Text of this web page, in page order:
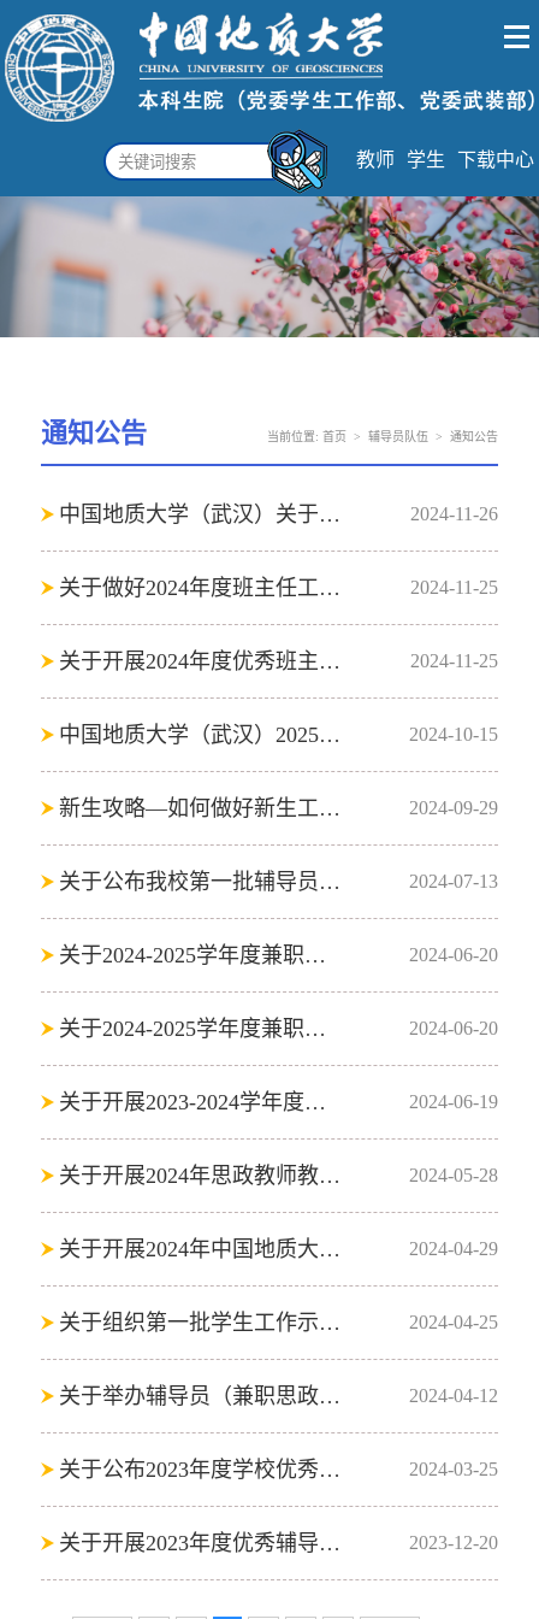
教师 学生 下载中心
通知公告 当前位置: 首页 > 辅导员队伍 > 通知公告
中国地质大学（武汉）关于2025年度专职辅导员、专业技术等岗位公开招聘的补充通知 2024-11-26
关于做好2024年度班主任工作津贴发放工作的通知 2024-11-25
关于开展2024年度优秀班主任、十佳班主任评选工作的通知 2024-11-25
中国地质大学（武汉）2025年专职辅导员招聘启事 2024-10-15
新生攻略—如何做好新生工作 第十二期辅导员沙龙顺利举行 2024-09-29
关于公布我校第一批辅导员工作室培育认定名单的通知 2024-07-13
关于2024-2025学年度兼职辅导员的选聘通知 2024-06-20
关于2024-2025学年度兼职辅导员的选聘通知 2024-06-20
关于开展2023-2024学年度兼职辅导员工作考核及评优的通知 2024-06-19
关于开展2024年思政教师教学试讲的通知 2024-05-28
关于开展2024年中国地质大学（武汉）辅导员、班主任工作案例评比活动的通知 2024-04-29
关于组织第一批学生工作示范团队结项汇报、第二批立项中期考核的通知 2024-04-25
关于举办辅导员（兼职思政教师）讲课比赛暨第十五届青年教师教学竞赛（辅导员组）选拔赛的通知 2024-04-12
关于公布2023年度学校优秀辅导员评选结果的通知 2024-03-25
关于开展2023年度优秀辅导员评选的通知 2023-12-20